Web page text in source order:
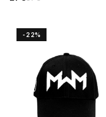
-22%